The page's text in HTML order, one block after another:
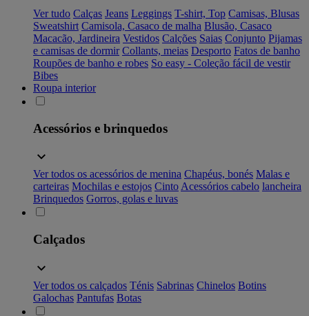
Ver tudo Calças Jeans Leggings T-shirt, Top Camisas, Blusas
Sweatshirt Camisola, Casaco de malha Blusão, Casaco
Macacão, Jardineira Vestidos Calções Saias Conjunto Pijamas
e camisas de dormir Collants, meias Desporto Fatos de banho
Roupões de banho e robes So easy - Coleção fácil de vestir
Bibes
Roupa interior
Acessórios e brinquedos
Ver todos os acessórios de menina Chapéus, bonés Malas e
carteiras Mochilas e estojos Cinto Acessórios cabelo lancheira
Brinquedos Gorros, golas e luvas
Calçados
Ver todos os calçados Ténis Sabrinas Chinelos Botins
Galochas Pantufas Botas